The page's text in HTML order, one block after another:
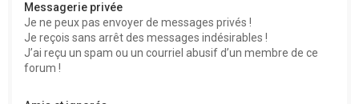
Messagerie privée
Je ne peux pas envoyer de messages privés !
Je reçois sans arrêt des messages indésirables !
J’ai reçu un spam ou un courriel abusif d’un membre de ce
forum !